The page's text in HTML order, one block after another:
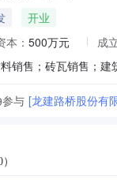
开业
本： 500万元
成
参与
）